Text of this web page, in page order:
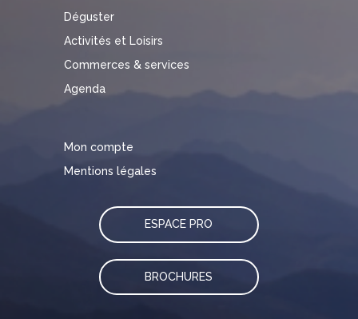
Déguster
Activités et Loisirs
Commerces & services
Agenda
Mon compte
Mentions légales
ESPACE PRO
BROCHURES